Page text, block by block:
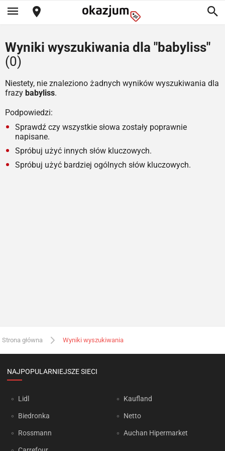
Wyniki wyszukiwania dla "babyliss"
(0)
Niestety, nie znaleziono żadnych wyników wyszukiwania dla
frazy babyliss.
Podpowiedzi:
Sprawdź czy wszystkie słowa zostały poprawnie
napisane.
Spróbuj użyć innych słów kluczowych.
Spróbuj użyć bardziej ogólnych słów kluczowych.
Strona główna Wyniki wyszukiwania
NAJPOPULARNIEJSZE SIECI
Lidl
Biedronka
Rossmann
Kaufland
Netto
Auchan Hipermarket